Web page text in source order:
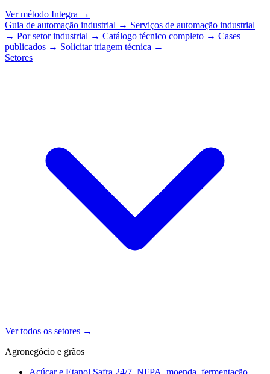
Ver método Integra →
Guia de automação industrial → Serviços de automação industrial
→ Por setor industrial → Catálogo técnico completo → Cases
publicados → Solicitar triagem técnica →
Setores
Ver todos os setores →
Agronegócio e grãos